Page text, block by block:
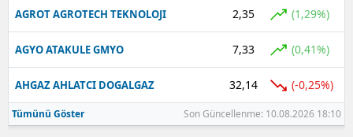
AGROT AGROTECH TEKNOLOJI 2,35 (1,29%)
AGYO ATAKULE GMYO 7,33 (0,41%)
AHGAZ AHLATCI DOGALGAZ 32,14 (-0,25%)
Tümünü Göster Son Güncellenme: 10.08.2026 18:10